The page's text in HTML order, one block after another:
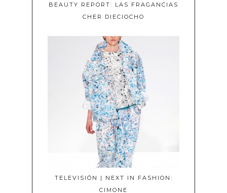
BEAUTY REPORT: LAS FRAGANCIAS
CHER DIECIOCHO
TELEVISIÓN | NEXT IN FASHION:
CIMONE